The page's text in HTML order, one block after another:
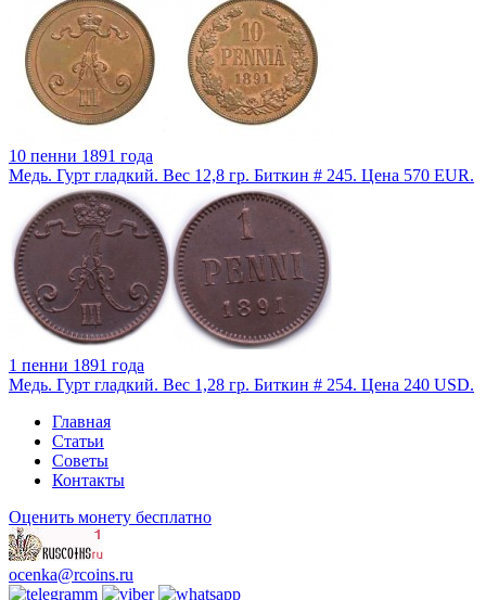
10 пенни 1891 года
Медь. Гурт гладкий. Вес 12,8 гр. Биткин # 245. Цена 570 EUR.
1 пенни 1891 года
Медь. Гурт гладкий. Вес 1,28 гр. Биткин # 254. Цена 240 USD.
Главная
Статьи
Советы
Контакты
Оценить монету бесплатно
ocenka@rcoins.ru